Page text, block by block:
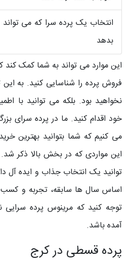
انتخاب یک پرده سرا که می
بدهد
این موارد می تواند به شما کمک کند
فروش پرده را شناسایی کنید. به
نخواهید بود. بلکه می توانید با
خود اقدام کنید. ما در پرده سرای
می کنیم که شما بتوانید بهترین
این مواردی که در بخش بالا ذکر
توانید یک انتخاب جذاب و ایده آل
اساس سال ها سابقه، تجربه و
توجه کنید که مرینوس پرده
آمده باشد.
پرده قسطی در کرج